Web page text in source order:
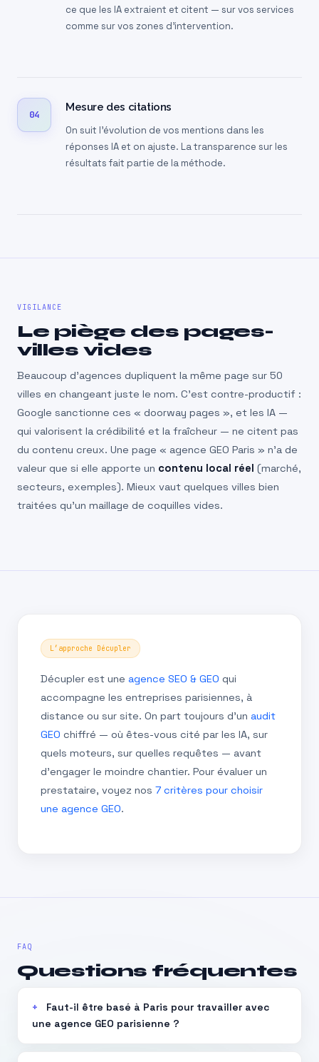
ce que les IA extraient et citent — sur vos services
comme sur vos zones d’intervention.
04
Mesure des citations
On suit l’évolution de vos mentions dans les
réponses IA et on ajuste. La transparence sur les
résultats fait partie de la méthode.
VIGILANCE
Le piège des pages-
villes vides
Beaucoup d’agences dupliquent la même page sur 50
villes en changeant juste le nom. C’est contre-productif :
Google sanctionne ces « doorway pages », et les IA —
qui valorisent la crédibilité et la fraîcheur — ne citent pas
du contenu creux. Une page « agence GEO Paris » n’a de
valeur que si elle apporte un contenu local réel (marché,
secteurs, exemples). Mieux vaut quelques villes bien
traitées qu’un maillage de coquilles vides.
L’approche Décupler
Décupler est une agence SEO & GEO qui
accompagne les entreprises parisiennes, à
distance ou sur site. On part toujours d’un audit
GEO chiffré — où êtes-vous cité par les IA, sur
quels moteurs, sur quelles requêtes — avant
d’engager le moindre chantier. Pour évaluer un
prestataire, voyez nos 7 critères pour choisir
une agence GEO.
FAQ
Questions fréquentes
Faut-il être basé à Paris pour travailler avec
une agence GEO parisienne ?